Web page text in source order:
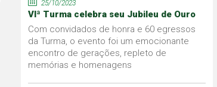
25/10/2023
VIª Turma celebra seu Jubileu de Ouro
Com convidados de honra e 60 egressos
da Turma, o evento foi um emocionante
encontro de gerações, repleto de
memórias e homenagens